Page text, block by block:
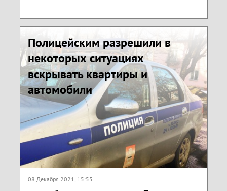
Полицейским разрешили в
некоторых ситуациях
вскрывать квартиры и
автомобили
08 Декабря 2021, 15:55